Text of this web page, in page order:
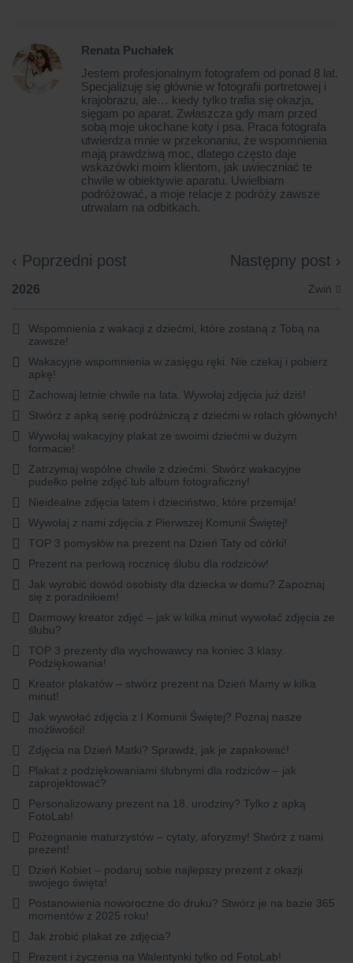
Renata Puchałek
Jestem profesjonalnym fotografem od ponad 8 lat.
Specjalizuję się głównie w fotografii portretowej i
krajobrazu, ale… kiedy tylko trafia się okazja,
sięgam po aparat. Zwłaszcza gdy mam przed
sobą moje ukochane koty i psa. Praca fotografa
utwierdza mnie w przekonaniu, że wspomnienia
mają prawdziwą moc, dlatego często daje
wskazówki moim klientom, jak uwieczniać te
chwile w obiektywie aparatu. Uwielbiam
podróżować, a moje relacje z podróży zawsze
utrwalam na odbitkach.
‹ Poprzedni post Następny post ›
2026
Wspomnienia z wakacji z dziećmi, które zostaną z Tobą na
zawsze!
Wakacyjne wspomnienia w zasięgu ręki. Nie czekaj i pobierz
apkę!
Zachowaj letnie chwile na lata. Wywołaj zdjęcia już dziś!
Stwórz z apką serię podróżniczą z dziećmi w rolach głównych!
Wywołaj wakacyjny plakat ze swoimi dziećmi w dużym
formacie!
Zatrzymaj wspólne chwile z dziećmi. Stwórz wakacyjne
pudełko pełne zdjęć lub album fotograficzny!
Nieidealne zdjęcia latem i dzieciństwo, które przemija!
Wywołaj z nami zdjęcia z Pierwszej Komunii Świętej!
TOP 3 pomysłów na prezent na Dzień Taty od córki!
Prezent na perłową rocznicę ślubu dla rodziców!
Jak wyrobić dowód osobisty dla dziecka w domu? Zapoznaj
się z poradnikiem!
Darmowy kreator zdjęć – jak w kilka minut wywołać zdjęcia ze
ślubu?
TOP 3 prezenty dla wychowawcy na koniec 3 klasy.
Podziękowania!
Kreator plakatów – stwórz prezent na Dzień Mamy w kilka
minut!
Jak wywołać zdjęcia z I Komunii Świętej? Poznaj nasze
możliwości!
Zdjęcia na Dzień Matki? Sprawdź, jak je zapakować!
Plakat z podziękowaniami ślubnymi dla rodziców – jak
zaprojektować?
Personalizowany prezent na 18. urodziny? Tylko z apką
FotoLab!
Pożegnanie maturzystów – cytaty, aforyzmy! Stwórz z nami
prezent!
Dzień Kobiet – podaruj sobie najlepszy prezent z okazji
swojego święta!
Postanowienia noworoczne do druku? Stwórz je na bazie 365
momentów z 2025 roku!
Jak zrobić plakat ze zdjęcia?
Prezent i życzenia na Walentynki tylko od FotoLab!